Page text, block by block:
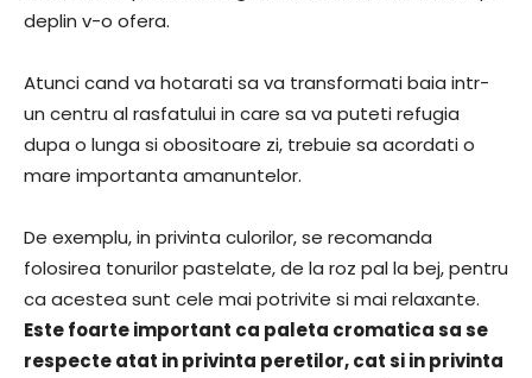
deplin v-o ofera.
Atunci cand va hotarati sa va transformati baia intr-
un centru al rasfatului in care sa va puteti refugia
dupa o lunga si obositoare zi, trebuie sa acordati o
mare importanta amanuntelor.
De exemplu, in privinta culorilor, se recomanda
folosirea tonurilor pastelate, de la roz pal la bej, pentru
ca acestea sunt cele mai potrivite si mai relaxante.
Este foarte important ca paleta cromatica sa se
respecte atat in privinta peretilor, cat si in privinta